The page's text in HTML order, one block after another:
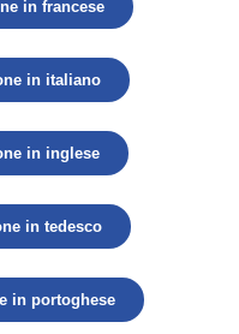
in francese
in italiano
in inglese
in tedesco
in portoghese